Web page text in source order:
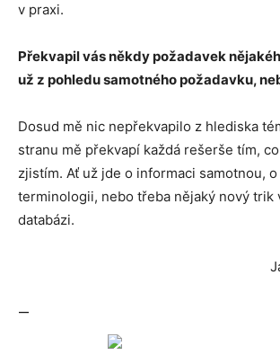
v praxi.
Překvapil vás někdy požadavek
už z pohledu samotného požadavku,
Dosud mě nic nepřekvapilo z hlediska
stranu mě překvapí každá rešerše tím,
zjistím. Ať už jde o informaci samotnou,
terminologii, nebo třeba nějaký nový trik
databázi.
—